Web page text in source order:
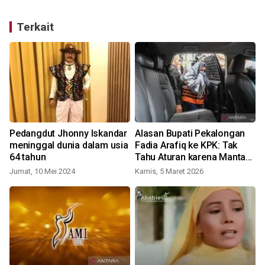
Terkait
Pedangdut Jhonny Iskandar
meninggal dunia dalam usia
64 tahun
Jumat, 10 Mei 2024
Alasan Bupati Pekalongan
Fadia Arafiq ke KPK: Tak
Tahu Aturan karena Mantan
Pedangdut
Kamis, 5 Maret 2026